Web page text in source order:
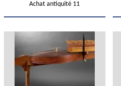
Achat antiquité 11